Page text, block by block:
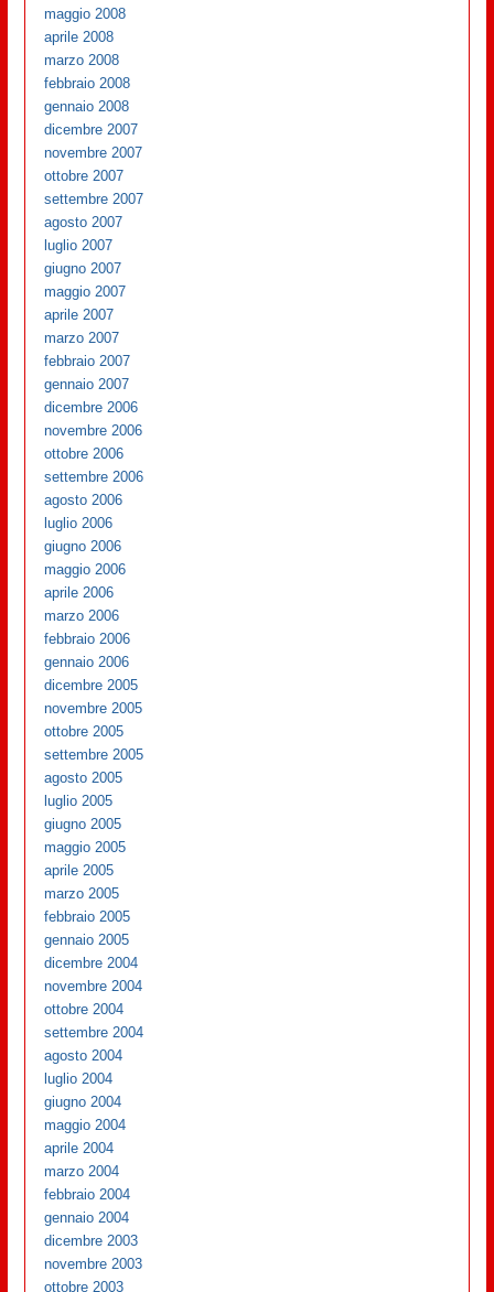
maggio 2008
aprile 2008
marzo 2008
febbraio 2008
gennaio 2008
dicembre 2007
novembre 2007
ottobre 2007
settembre 2007
agosto 2007
luglio 2007
giugno 2007
maggio 2007
aprile 2007
marzo 2007
febbraio 2007
gennaio 2007
dicembre 2006
novembre 2006
ottobre 2006
settembre 2006
agosto 2006
luglio 2006
giugno 2006
maggio 2006
aprile 2006
marzo 2006
febbraio 2006
gennaio 2006
dicembre 2005
novembre 2005
ottobre 2005
settembre 2005
agosto 2005
luglio 2005
giugno 2005
maggio 2005
aprile 2005
marzo 2005
febbraio 2005
gennaio 2005
dicembre 2004
novembre 2004
ottobre 2004
settembre 2004
agosto 2004
luglio 2004
giugno 2004
maggio 2004
aprile 2004
marzo 2004
febbraio 2004
gennaio 2004
dicembre 2003
novembre 2003
ottobre 2003